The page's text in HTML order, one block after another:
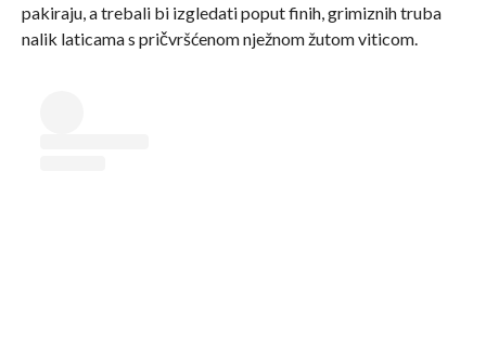
pakiraju, a trebali bi izgledati poput finih, grimiznih truba
nalik laticama s pričvršćenom nježnom žutom viticom.